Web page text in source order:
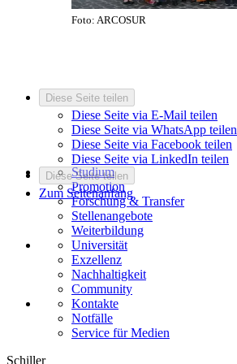
Foto: ARCOSUR
Diese Seite teilen
Diese Seite via E-Mail teilen
Diese Seite via WhatsApp teilen
Diese Seite via Facebook teilen
Diese Seite via LinkedIn teilen
Diese Seite teilen
Zum Seitenanfang
Studium
Promotion
Forschung & Transfer
Stellenangebote
Weiterbildung
Universität
Exzellenz
Nachhaltigkeit
Community
Kontakte
Notfälle
Service für Medien
Schiller